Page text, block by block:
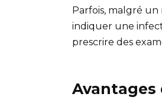
Parfois, malgré
indiquer une
prescrire des